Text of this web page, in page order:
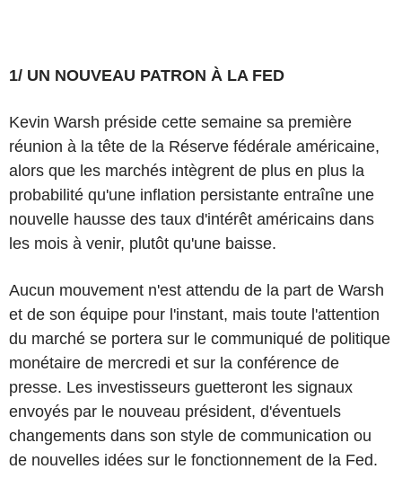
1/ UN NOUVEAU PATRON À LA FED
Kevin Warsh préside cette semaine sa première
réunion à la tête de la Réserve fédérale américaine,
alors que les marchés intègrent de plus en plus la
probabilité qu'une inflation persistante entraîne une
nouvelle hausse des taux d'intérêt américains dans
les mois à venir, plutôt qu'une baisse.
Aucun mouvement n'est attendu de la part de Warsh
et de son équipe pour l'instant, mais toute l'attention
du marché se portera sur le communiqué de politique
monétaire de mercredi et sur la conférence de
presse. Les investisseurs guetteront les signaux
envoyés par le nouveau président, d'éventuels
changements dans son style de communication ou
de nouvelles idées sur le fonctionnement de la Fed.